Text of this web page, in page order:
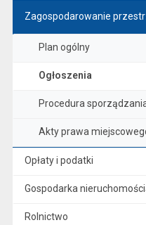
Zagospodarowanie
Plan ogólny
Ogłoszenia
Procedura
Akty prawa
Opłaty i podatki
Gospodarka
Rolnictwo